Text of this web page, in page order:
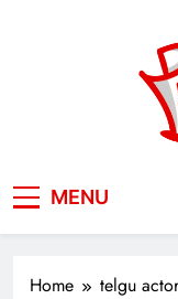
MENU
Home telgu actor